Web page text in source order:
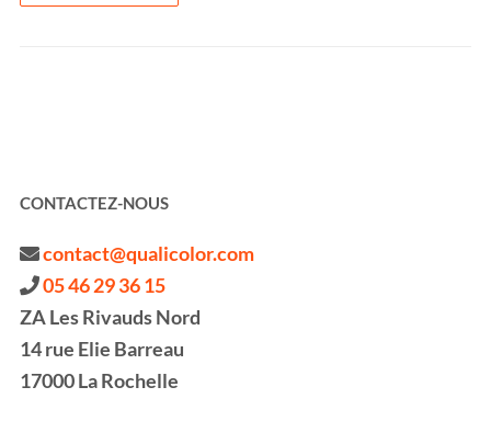
CONTACTEZ-NOUS
contact@qualicolor.com
05 46 29 36 15
ZA Les Rivauds Nord
14 rue Elie Barreau
17000 La Rochelle